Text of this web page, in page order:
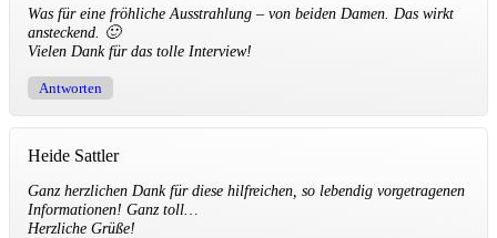
Was für eine fröhliche Ausstrahlung – von beiden Damen. Das wirkt
ansteckend. 🙂
Vielen Dank für das tolle Interview!
Antworten
Heide Sattler
Ganz herzlichen Dank für diese hilfreichen, so lebendig vorgetragenen
Informationen! Ganz toll…
Herzliche Grüße!